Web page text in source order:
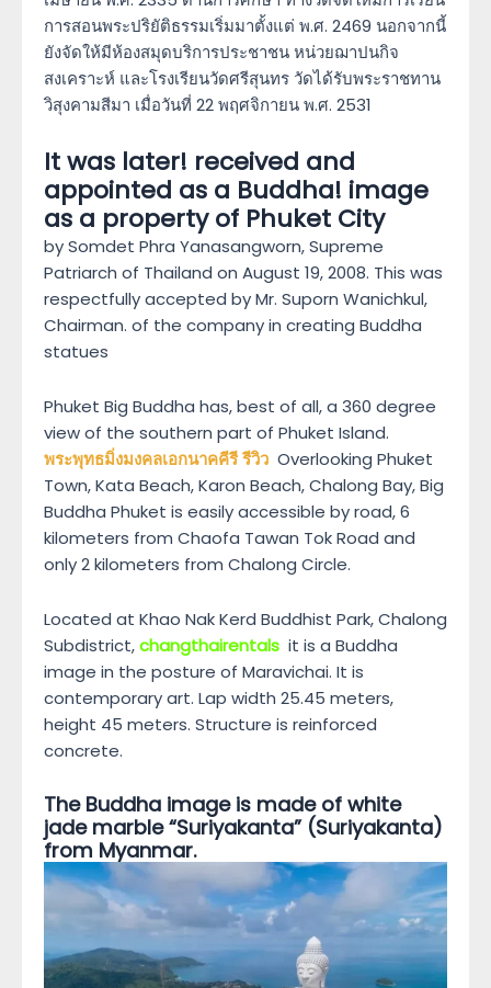
การสอนพระปริยัติธรรมเริ่มมาตั้งแต่ พ.ศ. 2469 นอกจากนี้
ยังจัดให้มีห้องสมุดบริการประชาชน หน่วยฌาปนกิจ
สงเคราะห์ และโรงเรียนวัดศรีสุนทร วัดได้รับพระราชทาน
วิสุงคามสีมา เมื่อวันที่ 22 พฤศจิกายน พ.ศ. 2531
It was later! received and
appointed as a Buddha! image
as a property of Phuket City
by Somdet Phra Yanasangworn, Supreme
Patriarch of Thailand on August 19, 2008. This was
respectfully accepted by Mr. Suporn Wanichkul,
Chairman. of the company in creating Buddha
statues
Phuket Big Buddha has, best of all, a 360 degree
view of the southern part of Phuket Island.
พระพุทธมิ่งมงคลเอกนาคคีรี รีวิว Overlooking Phuket
Town, Kata Beach, Karon Beach, Chalong Bay, Big
Buddha Phuket is easily accessible by road, 6
kilometers from Chaofa Tawan Tok Road and
only 2 kilometers from Chalong Circle.
Located at Khao Nak Kerd Buddhist Park, Chalong
Subdistrict,changthairentals it is a Buddha
image in the posture of Maravichai. It is
contemporary art. Lap width 25.45 meters,
height 45 meters. Structure is reinforced
concrete.
The Buddha image is made of white
jade marble “Suriyakanta” (Suriyakanta)
from Myanmar.